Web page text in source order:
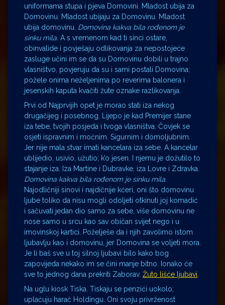
uniformama stupa i pjeva Domovini. Mladost ubija za
Domovinu. Mladost ubijaju za Domovinu. Mladost
ubija domovinu. Domovina kakva bila rođenom je
sinku mila. A s vremenom kad ti sinci ostare,
obinvalide i povješaju odlikovanja za nepostojeće
zasluge učini im se da su Domovinu dobili u trajno
vlasništvo, povjeruju da su i sami postali Domovina;
požele onima neželjenima po reverima balonera i
jesenskih kaputa kvačiti žute oznake razlikovanja.
Prvi od Najprvijih opet je morao stati iza nekog
drugačijeg i posebnog. Lijepo je kad Premijer stane
iza tebe, tvojih posjeda i tvoga vlasništva. Čovjek se
osjeti ispravnim i moćnim. Sigurnim i domoljubnim.
Jer nije mala stvar imati kancelara iza sebe. A kancelar
ublijedio, usivio, užutio; k’o jesen. I njemu je dožutilo to
stajanje iza. Iza Martine i Dubravke, iza Lovre i Zdravka.
Domovina kakva bila rođenom je sinku mila.
Najodličniji sinovi i najdičnije kćeri, oni što domovinu
ljube toliko da nisu mogli odoljeti otkinuti joj komadić
i sačuvati jedan dio samo za sebe, više domovinu ne
nose samo u srcu kao sav običan svijet nego i u
imovinskoj kartici. Poželješe da i njih zavolimo istom
ljubavlju kao i domovinu, jer Domovina se voljeti mora.
Je li baš sve u toj silnoj ljubavi bilo kako bog
zapovijeda nekako im se čini manje bitno. Ionako će
sve to jednog dana prekriti Zaborav. Žuto lišće ljubavi
Na uglu kiosk Tiska. Tiskaju se penzići uokolo;
uplaćuju harač Holdingu. Oni svoju privrženost